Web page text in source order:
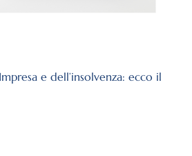
e dell’insolvenza: ecco il